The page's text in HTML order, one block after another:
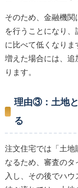
そのため、金融機
を行うことになり
に比べて低くなり
増えた場合には、追
ります。
理由③：土地
る
注文住宅では「土地
なるため、審査の
入し、その後でハ